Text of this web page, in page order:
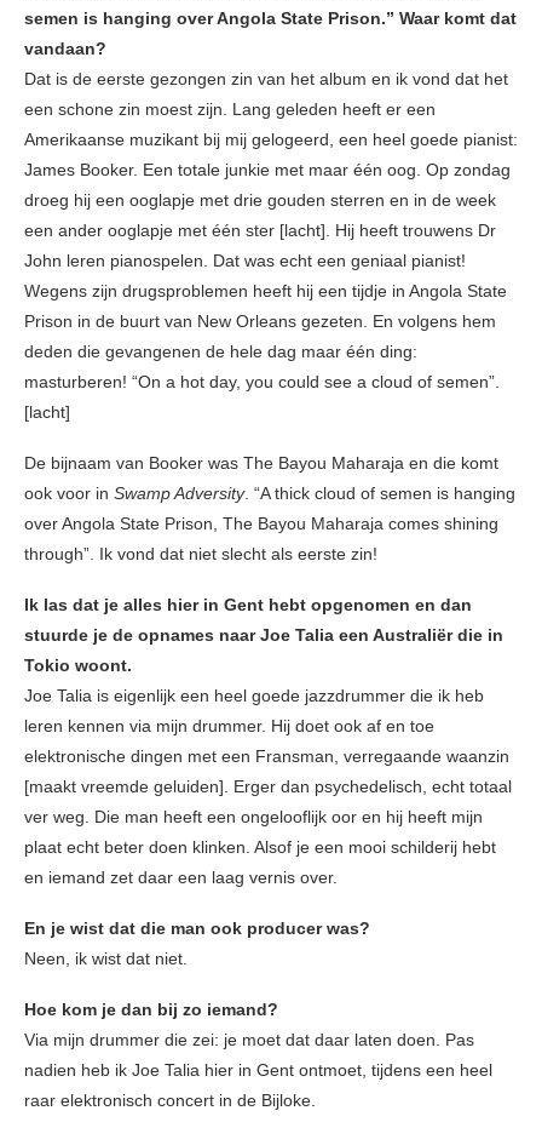
semen is hanging over Angola State Prison.” Waar komt dat
vandaan?
Dat is de eerste gezongen zin van het album en ik vond dat het
een schone zin moest zijn. Lang geleden heeft er een
Amerikaanse muzikant bij mij gelogeerd, een heel goede pianist:
James Booker. Een totale junkie met maar één oog. Op zondag
droeg hij een ooglapje met drie gouden sterren en in de week
een ander ooglapje met één ster [lacht]. Hij heeft trouwens Dr
John leren pianospelen. Dat was echt een geniaal pianist!
Wegens zijn drugsproblemen heeft hij een tijdje in Angola State
Prison in de buurt van New Orleans gezeten. En volgens hem
deden die gevangenen de hele dag maar één ding:
masturberen! “On a hot day, you could see a cloud of semen”.
[lacht]
De bijnaam van Booker was The Bayou Maharaja en die komt
ook voor in Swamp Adversity. “A thick cloud of semen is hanging
over Angola State Prison, The Bayou Maharaja comes shining
through”. Ik vond dat niet slecht als eerste zin!
Ik las dat je alles hier in Gent hebt opgenomen en dan
stuurde je de opnames naar Joe Talia een Australiër die in
Tokio woont.
Joe Talia is eigenlijk een heel goede jazzdrummer die ik heb
leren kennen via mijn drummer. Hij doet ook af en toe
elektronische dingen met een Fransman, verregaande waanzin
[maakt vreemde geluiden]. Erger dan psychedelisch, echt totaal
ver weg. Die man heeft een ongelooflijk oor en hij heeft mijn
plaat echt beter doen klinken. Alsof je een mooi schilderij hebt
en iemand zet daar een laag vernis over.
En je wist dat die man ook producer was?
Neen, ik wist dat niet.
Hoe kom je dan bij zo iemand?
Via mijn drummer die zei: je moet dat daar laten doen. Pas
nadien heb ik Joe Talia hier in Gent ontmoet, tijdens een heel
raar elektronisch concert in de Bijloke.